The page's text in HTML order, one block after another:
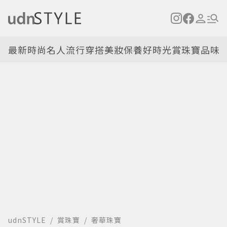
最新時尚名人流行穿搭美妝保養好時光賞珠寶品味
udnSTYLE 賞珠寶 奢華珠寶